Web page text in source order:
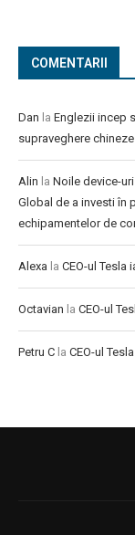
COMENTARII
Dan la Englezii incep
supraveghere
Alin la Noile device-
Global de a investi în
echipamentelor de
Alexa la CEO-ul Tesla
Octavian la CEO-ul
Petru C la CEO-ul